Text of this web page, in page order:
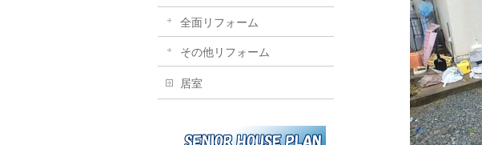
全面リフォーム
その他リフォーム
居室